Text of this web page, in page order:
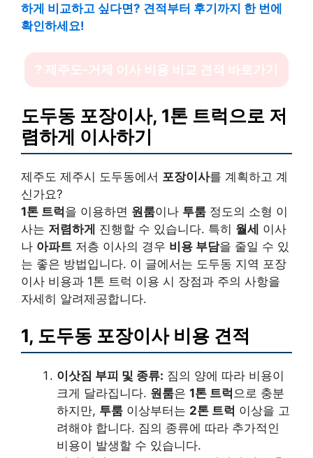
하게 비교하고 싶다면? 견적부터 후기까지 한 번에
확인하세요!
? 제주도-거제 이사 비용 비교 견적 바로가기
도두동 포장이사, 1톤 트럭으로 저
렴하게 이사하기
제주도 제주시 도두동에서 포장이사를 계획하고 계
신가요?
1톤 트럭을 이용하면 원룸이나 투룸 정도의 소형 이
사는 저렴하게 진행할 수 있습니다. 특히 월세 이사
나 아파트 저층 이사의 경우 비용 부담을 줄일 수 있
는 좋은 방법입니다. 이 글에서는 도두동 지역 포장
이사 비용과 1톤 트럭 이용 시 장점과 주의 사항을
자세히 알려제공합니다.
1, 도두동 포장이사 비용 견적
이삿짐 부피 및 종류: 짐의 양에 따라 비용이
크게 달라집니다. 원룸은 1톤 트럭 으로 충분
하지만, 투룸 이상부터는 2톤 트럭 이상을 고
려해야 합니다. 짐의 종류에 따라 추가적인
비용이 발생할 수 있습니다.